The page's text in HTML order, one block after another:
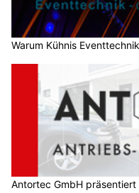
Warum Kühnis
Antortec GmbH